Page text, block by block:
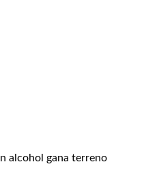
alcohol gana terreno